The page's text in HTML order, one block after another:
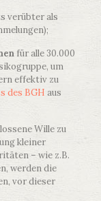
verübter als
für alle 30.000
um
effektiv zu
des BGH aus
Wille zu
kleiner
– wie z.B.
werden die
vor dieser